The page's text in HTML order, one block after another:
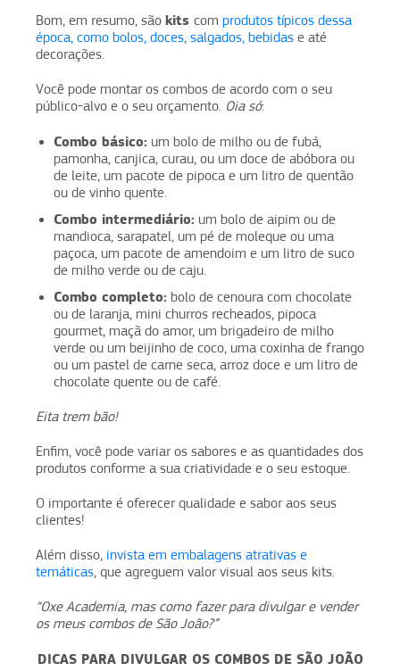
Bom, em resumo, são kits com produtos típicos dessa
época, como bolos, doces, salgados, bebidas e até
decorações.
Você pode montar os combos de acordo com o seu
público-alvo e o seu orçamento. Oia só:
Combo básico: um bolo de milho ou de fubá,
pamonha, canjica, curau, ou um doce de abóbora ou
de leite, um pacote de pipoca e um litro de quentão
ou de vinho quente.
Combo intermediário: um bolo de aipim ou de
mandioca, sarapatel, um pé de moleque ou uma
paçoca, um pacote de amendoim e um litro de suco
de milho verde ou de caju.
Combo completo: bolo de cenoura com chocolate
ou de laranja, mini churros recheados, pipoca
gourmet, maçã do amor, um brigadeiro de milho
verde ou um beijinho de coco, uma coxinha de frango
ou um pastel de carne seca, arroz doce e um litro de
chocolate quente ou de café.
Eita trem bão!
Enfim, você pode variar os sabores e as quantidades dos
produtos conforme a sua criatividade e o seu estoque.
O importante é oferecer qualidade e sabor aos seus
clientes!
Além disso, invista em embalagens atrativas e
temáticas, que agreguem valor visual aos seus kits.
“Oxe Academia, mas como fazer para divulgar e vender
os meus combos de São João?”
DICAS PARA DIVULGAR OS COMBOS DE SÃO JOÃO